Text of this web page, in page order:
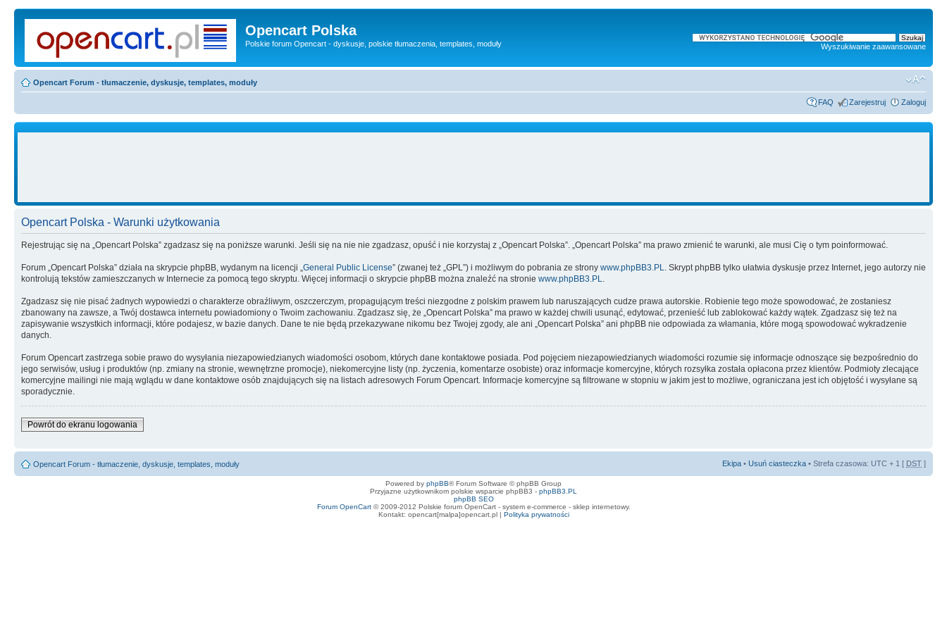
Opencart Polska
Polskie forum Opencart - dyskusje, polskie tłumaczenia, templates, moduły Wyszukiwanie zaawansowane
Opencart Forum - tłumaczenie, dyskusje, templates, moduły
FAQ Zarejestruj Zaloguj
Opencart Polska - Warunki użytkowania
Rejestrując się na „Opencart Polska” zgadzasz się na poniższe warunki. Jeśli się na nie nie zgadzasz, opuść i nie korzystaj z „Opencart Polska”. „Opencart Polska” ma prawo zmienić te warunki, ale musi Cię o tym poinformować.
Forum „Opencart Polska” działa na skrypcie phpBB, wydanym na licencji „General Public License” (zwanej też „GPL”) i możliwym do pobrania ze strony www.phpBB3.PL. Skrypt phpBB tylko ułatwia dyskusje przez Internet, jego autorzy nie
kontrolują tekstów zamieszczanych w Internecie za pomocą tego skryptu. Więcej informacji o skrypcie phpBB można znaleźć na stronie www.phpBB3.PL.
Zgadzasz się nie pisać żadnych wypowiedzi o charakterze obraźliwym, oszczerczym, propagującym treści niezgodne z polskim prawem lub naruszających cudze prawa autorskie. Robienie tego może spowodować, że zostaniesz
zbanowany na zawsze, a Twój dostawca internetu powiadomiony o Twoim zachowaniu. Zgadzasz się, że „Opencart Polska” ma prawo w każdej chwili usunąć, edytować, przenieść lub zablokować każdy wątek. Zgadzasz się też na
zapisywanie wszystkich informacji, które podajesz, w bazie danych. Dane te nie będą przekazywane nikomu bez Twojej zgody, ale ani „Opencart Polska” ani phpBB nie odpowiada za włamania, które mogą spowodować wykradzenie
danych.
Forum Opencart zastrzega sobie prawo do wysyłania niezapowiedzianych wiadomości osobom, których dane kontaktowe posiada. Pod pojęciem niezapowiedzianych wiadomości rozumie się informacje odnoszące się bezpośrednio do
jego serwisów, usług i produktów (np. zmiany na stronie, wewnętrzne promocje), niekomercyjne listy (np. życzenia, komentarze osobiste) oraz informacje komercyjne, których rozsyłka została opłacona przez klientów. Podmioty zlecające
komercyjne mailingi nie mają wglądu w dane kontaktowe osób znajdujących się na listach adresowych Forum Opencart. Informacje komercyjne są filtrowane w stopniu w jakim jest to możliwe, ograniczana jest ich objętość i wysyłane są
sporadycznie.
Powrót do ekranu logowania
Opencart Forum - tłumaczenie, dyskusje, templates, moduły Ekipa • Usuń ciasteczka • Strefa czasowa: UTC + 1 [ DST ]
Powered by phpBB® Forum Software © phpBB Group
Przyjazne użytkownikom polskie wsparcie phpBB3 - phpBB3.PL
phpBB SEO
Forum OpenCart© 2009-2012 Polskie forum OpenCart - system e-commerce - sklep internetowy.
Kontakt: opencart[malpa]opencart.pl | Polityka prywatności